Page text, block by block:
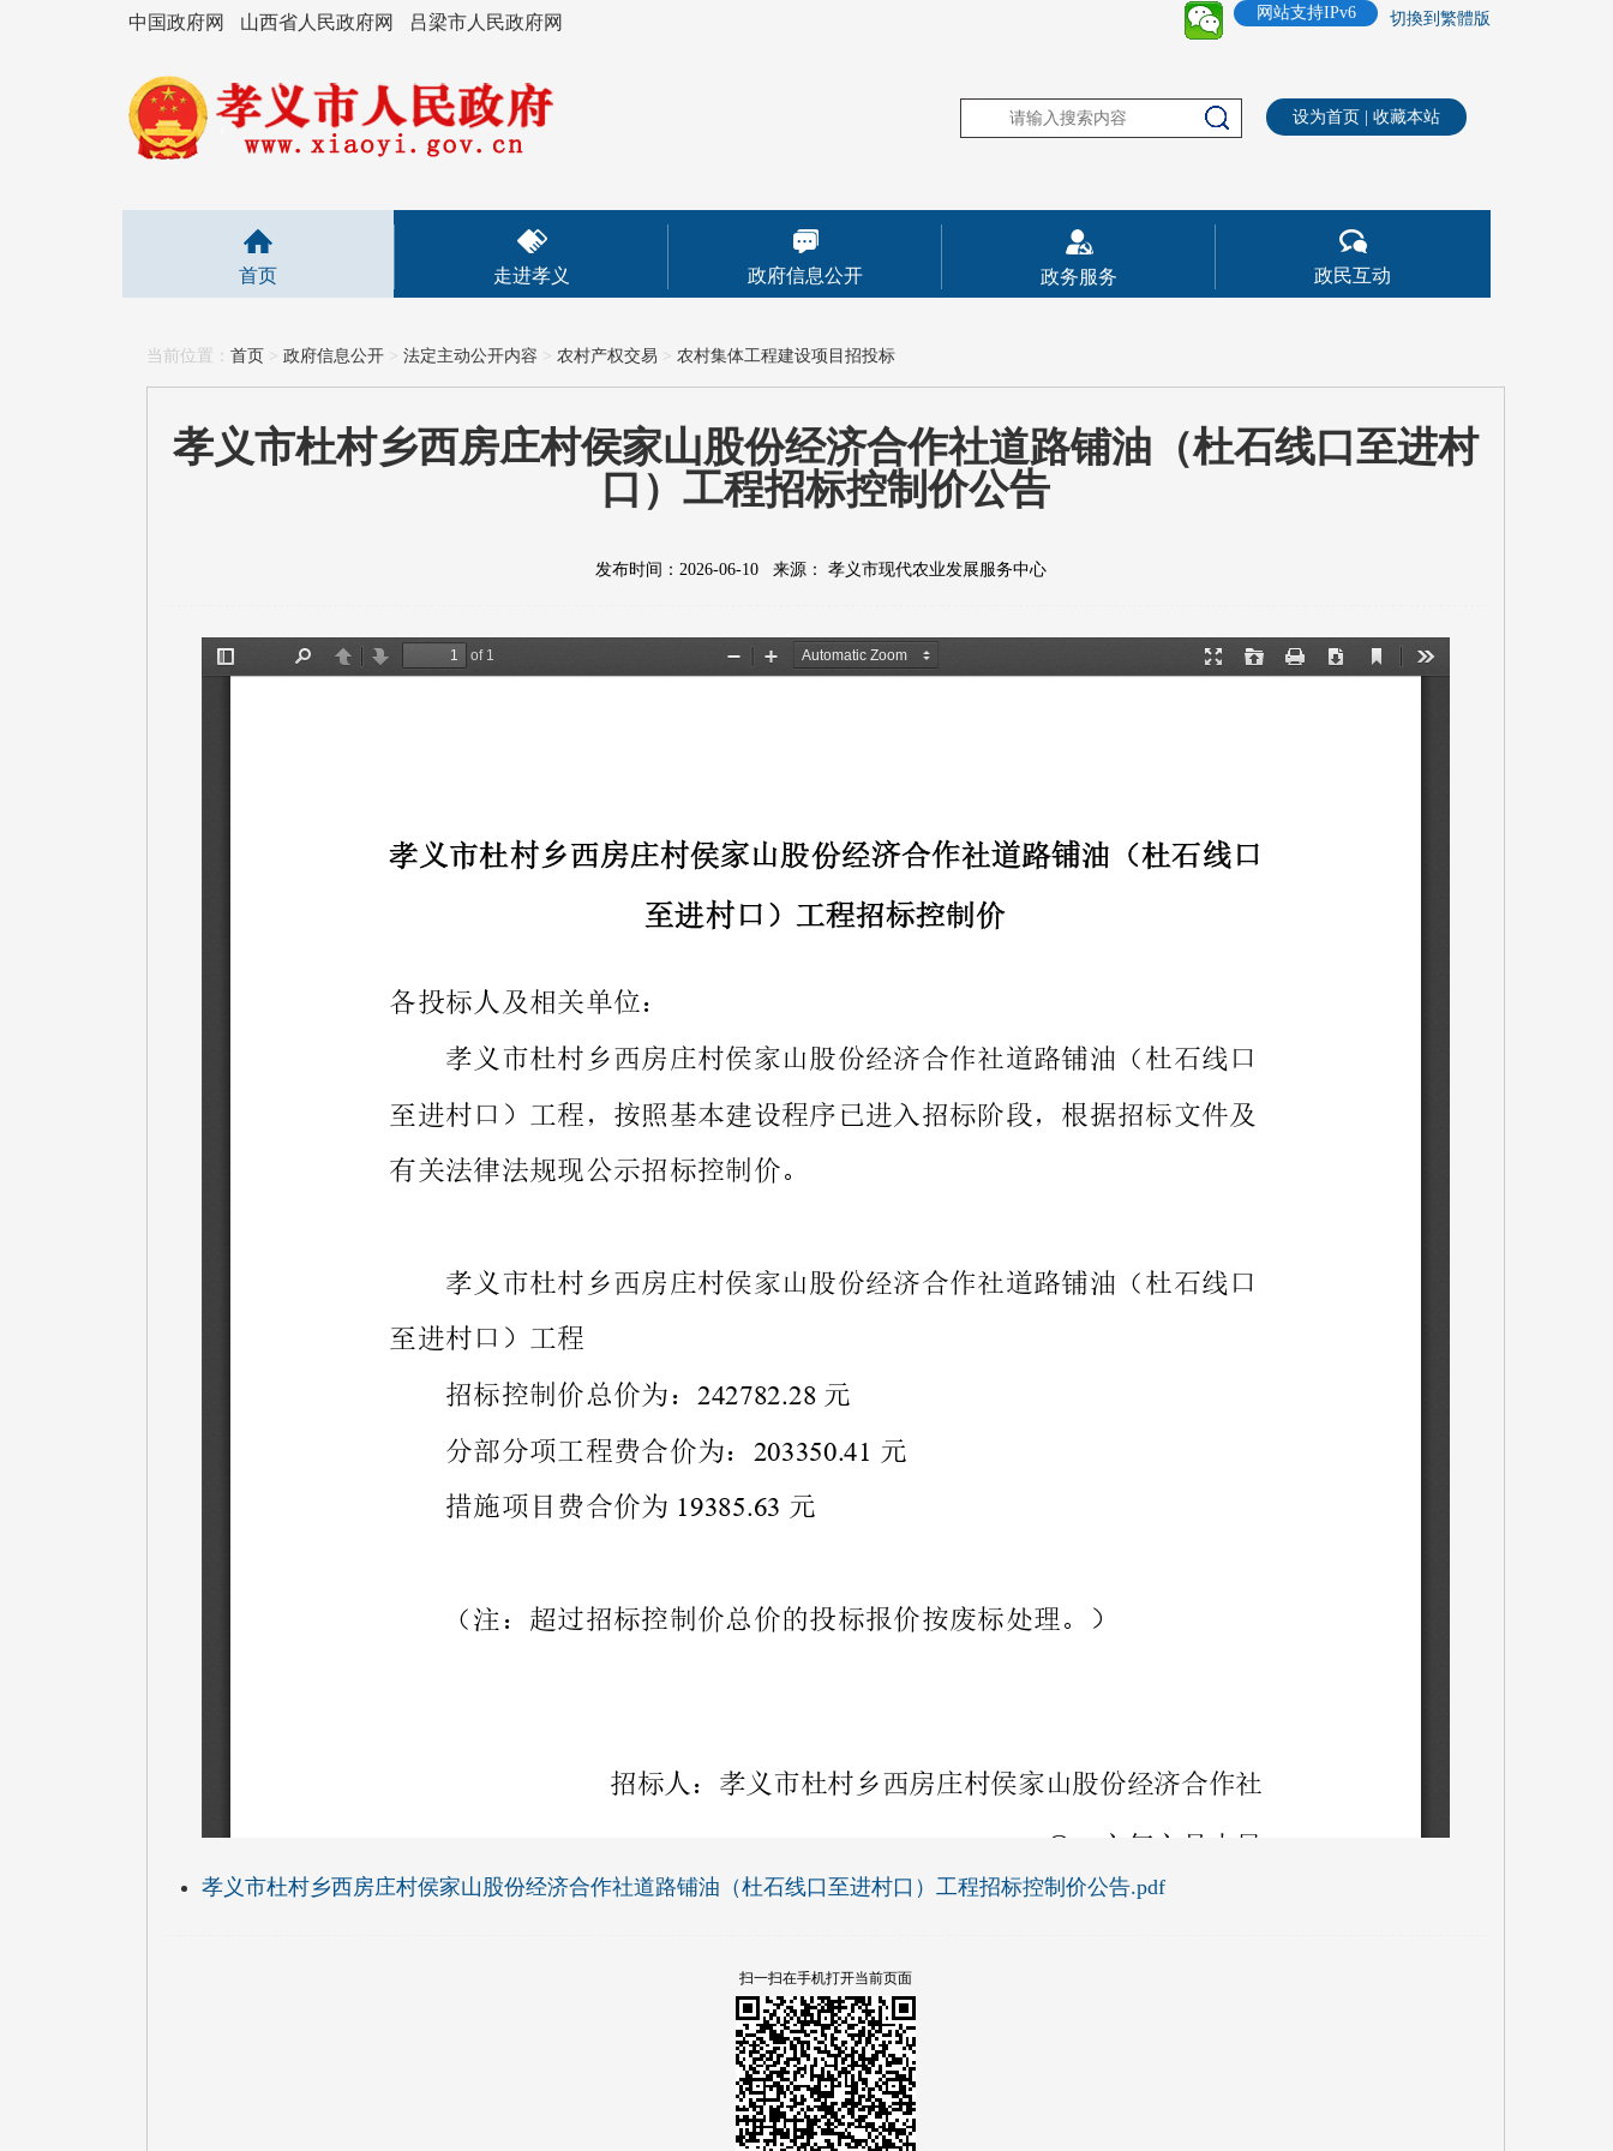
中国政府网 山西省人民政府网 吕梁市人民政府网 切換到繁體版
网站支持IPv6
设为首页 收藏本站
首页 走进孝义 政府信息公开 政务服务 政民互动
当前位置： 首页 > 政府信息公开 > 法定主动公开内容 > 农村产权交易 > 农村集体工程建设项目招投标
孝义市杜村乡西房庄村侯家山股份经济合作社道路铺油（杜石线口至进村
口）工程招标控制价公告
发布时间：2026-06-10 来源： 孝义市现代农业发展服务中心
孝义市杜村乡西房庄村侯家山股份经济合作社道路铺油（杜石线口至进村口）工程招标控制价公告.pdf
扫一扫在手机打开当前页面